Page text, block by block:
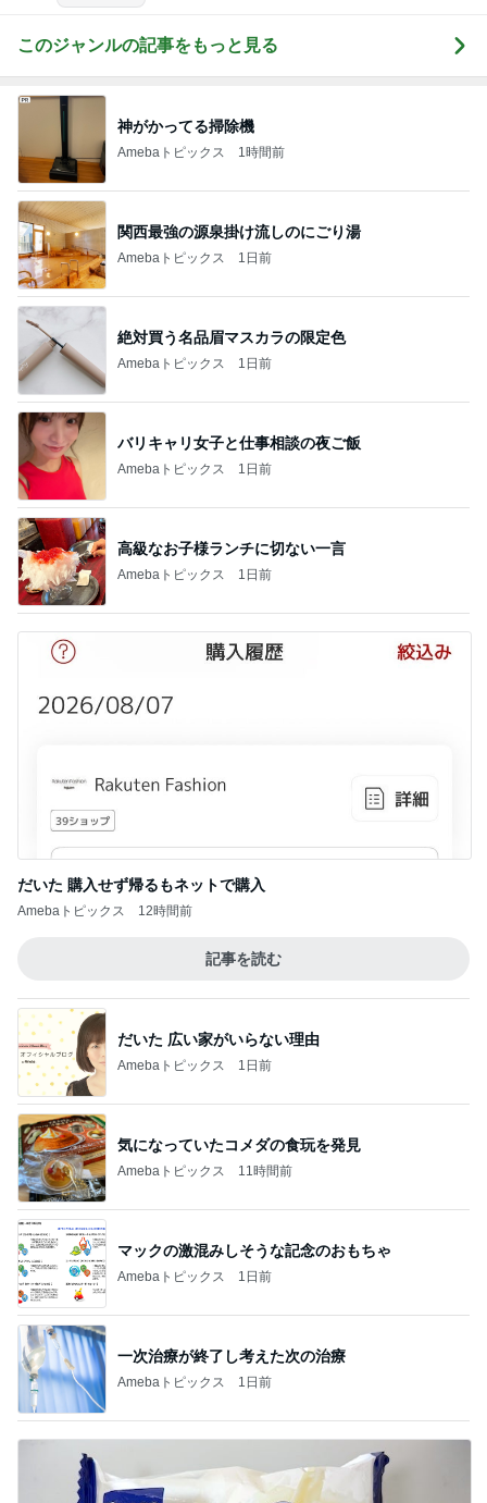
このジャンルの記事をもっと見る
神がかってる掃除機
Amebaトピックス 1時間前
関西最強の源泉掛け流しのにごり湯
Amebaトピックス 1日前
絶対買う名品眉マスカラの限定色
Amebaトピックス 1日前
バリキャリ女子と仕事相談の夜ご飯
Amebaトピックス 1日前
高級なお子様ランチに切ない一言
Amebaトピックス 1日前
だいた 購入せず帰るもネットで購入
Amebaトピックス 12時間前
記事を読む
だいた 広い家がいらない理由
Amebaトピックス 1日前
気になっていたコメダの食玩を発見
Amebaトピックス 11時間前
マックの激混みしそうな記念のおもちゃ
Amebaトピックス 1日前
一次治療が終了し考えた次の治療
Amebaトピックス 1日前